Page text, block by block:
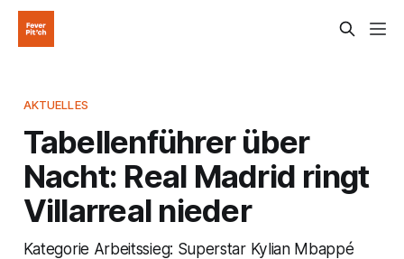
AKTUELLES
Tabellenführer über
Nacht: Real Madrid ringt
Villarreal nieder
Kategorie Arbeitssieg: Superstar Kylian Mbappé